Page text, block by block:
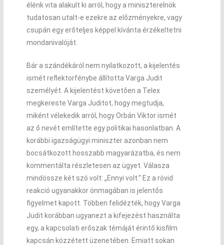
élénk vita alakult ki arról, hogy a miniszterelnök
tudatosan utalt-e ezekre az előzményekre, vagy
csupán egy erőteljes képpel kívánta érzékeltetni
mondanivalóját.
Bár a szándékáról nem nyilatkozott, a kijelentés
ismét reflektorfénybe állította Varga Judit
személyét. A kijelentést követően a Telex
megkereste Varga Juditot, hogy megtudja,
miként vélekedik arról, hogy Orbán Viktor ismét
az ő nevét említette egy politikai hasonlatban. A
korábbi igazságügyi miniszter azonban nem
bocsátkozott hosszabb magyarázatba, és nem
kommentálta részletesen az ügyet. Válasza
mindössze két szó volt: „Ennyi volt.” Ez a rövid
reakció ugyanakkor önmagában is jelentős
figyelmet kapott. Többen felidézték, hogy Varga
Judit korábban ugyanezt a kifejezést használta
egy, a kapcsolati erőszak témáját érintő kisfilm
kapcsán közzétett üzenetében. Emiatt sokan